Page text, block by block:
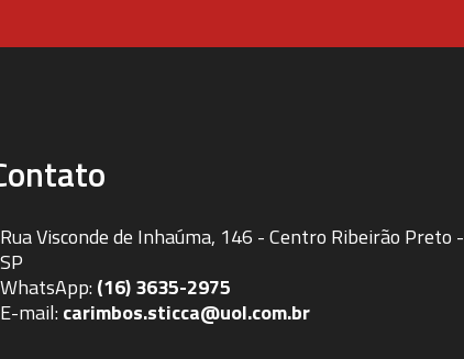
Rua Visconde de Inhaúma, 146 - Centro Ribeirão Preto -
SP
WhatsApp:(16) 3635-2975
E-mail:carimbos.sticca@uol.com.br